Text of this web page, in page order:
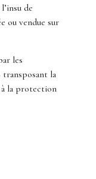
de
ou vendue sur
les
la
à la protection